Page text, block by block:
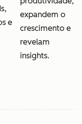
e
expandem o
crescimento e
revelam
insights.